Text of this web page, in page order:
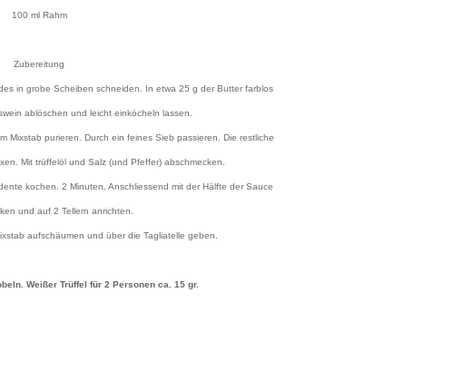
100 ml Rahm
Zubereitung
in grobe Scheiben schneiden. In etwa 25 g der Butter farblos
ablöschen und leicht einköcheln lassen.
Mixstab purieren. Durch ein feines Sieb passieren. Die restliche
Mit trüffelöl und Salz (und Pfeffer) abschmecken.
kochen. 2 Minuten. Anschliessend mit der Hälfte der Sauce
und auf 2 Tellern anrichten.
aufschäumen und über die Tagliatelle geben.
Weißer Trüffel für 2 Personen ca. 15 gr.